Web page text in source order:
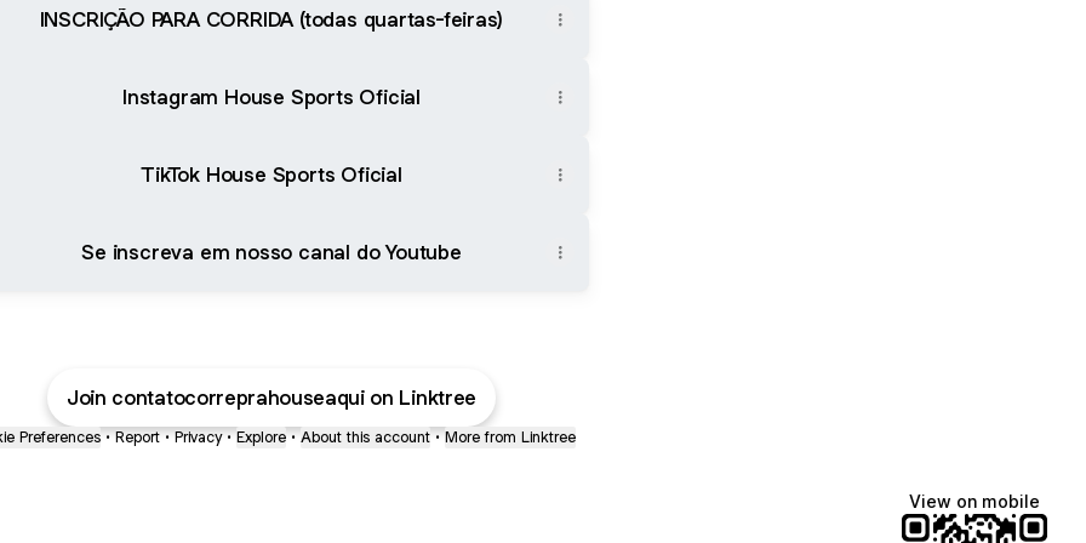
INSCRIÇÃO PARA CORRIDA (todas quartas-feiras)
Instagram House Sports Oficial
TikTok House Sports Oficial
Se inscreva em nosso canal do Youtube
Join contatocorreprahouseaqui on Linktree
Preferences • Report • Privacy • Explore • About this account • More from Linktree
View on mobile